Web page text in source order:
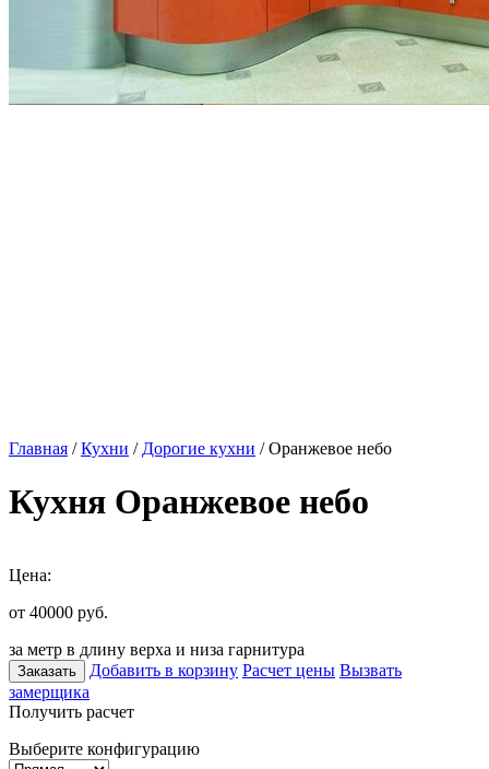
Главная /Кухни / Дорогие кухни / Оранжевое небо
Кухня Оранжевое небо
Цена:
от 40000 руб.
за метр в длину верха и низа гарнитура
Заказать Добавить в корзину Расчет цены Вызвать
замерщика
Получить расчет
Выберите конфигурацию